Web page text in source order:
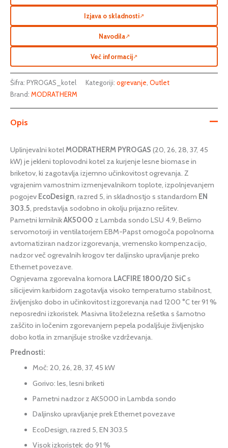
Izjava o skladnosti↗
Navodila↗
Več informacij↗
Šifra: PYROGAS_kotel Kategoriji: ogrevanje Outlet
Brand: MODRATHERM
Opis
Uplinjevalni kotelMODRATHERM PYROGAS (20, 26, 28, 37, 45
kW) je jekleni toplovodni kotel za kurjenje lesne biomase in
briketov, ki zagotavlja izjemno učinkovitost ogrevanja. Z
vgrajenim varnostnim izmenjevalnikom toplote, izpolnjevanjem
pogojev EcoDesign, razred 5, in skladnostjo s standardom EN
303.5, predstavlja sodobno in okolju prijazno rešitev.
Pametni krmilnikAK5000 z Lambda sondo LSU 4.9, Belimo
servomotorji in ventilatorjem EBM-Papst omogoča popolnoma
avtomatiziran nadzor izgorevanja, vremensko kompenzacijo,
nadzor več ogrevalnih krogov ter daljinsko upravljanje preko
Ethernet povezave.
Ognjevarna zgorevalna komora LACFIRE 1800/20 SiCs
silicijevim karbidom zagotavlja visoko temperaturno stabilnost,
življenjsko dobo in učinkovitost izgorevanja nad 1200 °C ter 91 %
neposredni izkoristek. Masivna litoželezna rešetka s šamotno
zaščito in ločenim zgorevanjem pepela podaljšuje življenjsko
dobo kotla in zmanjšuje stroške vzdrževanja.
Prednosti:
Moč: 20, 26, 28, 37, 45 kW
Gorivo: les, lesni briketi
Pametni nadzor z AK5000 in Lambda sondo
Daljinsko upravljanje prek Ethernet povezave
EcoDesign, razred 5, EN 303.5
Visok izkoristek: do 91 %